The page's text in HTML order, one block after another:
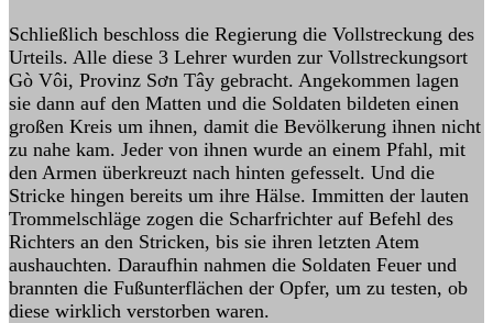
Schließlich beschloss die Regierung die Vollstreckung des
Urteils. Alle diese 3 Lehrer wurden zur Vollstreckungsort
Gò Vôi, Provinz Sơn Tây gebracht. Angekommen lagen
sie dann auf den Matten und die Soldaten bildeten einen
großen Kreis um ihnen, damit die Bevölkerung ihnen nicht
zu nahe kam. Jeder von ihnen wurde an einem Pfahl, mit
den Armen überkreuzt nach hinten gefesselt. Und die
Stricke hingen bereits um ihre Hälse. Immitten der lauten
Trommelschläge zogen die Scharfrichter auf Befehl des
Richters an den Stricken, bis sie ihren letzten Atem
aushauchten. Daraufhin nahmen die Soldaten Feuer und
brannten die Fußunterflächen der Opfer, um zu testen, ob
diese wirklich verstorben waren.